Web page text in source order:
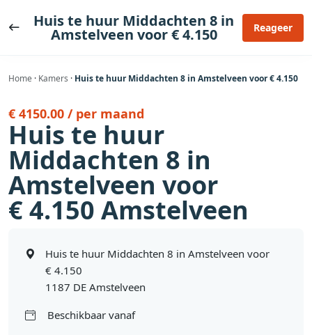
naar
Huis te huur Middachten 8 in
Amstelveen voor € 4.150 Reageer
Home · Kamers · Huis te huur Middachten 8 in Amstelveen voor € 4.150
€ 4150.00 / per maand
Huis te huur
Middachten 8 in
Amstelveen voor
€ 4.150 Amstelveen
Huis te huur Middachten 8 in Amstelveen voor
€ 4.150
1187 DE Amstelveen
Beschikbaar vanaf